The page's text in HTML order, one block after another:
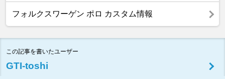
フォルクスワーゲン ポロ カスタム情報
この記事を書いたユーザー
GTI-toshi